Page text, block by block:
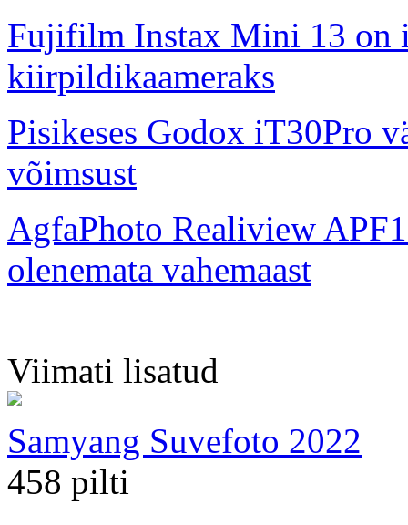
Fujifilm Instax Mini 13 on
kiirpildikaameraks
Pisikeses Godox iT30Pro
võimsust
AgfaPhoto Realiview
olenemata vahemaast
Viimati lisatud
Samyang Suvefoto 2022
458 pilti